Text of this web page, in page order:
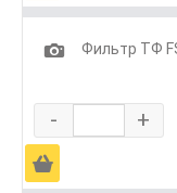
1
Фильтр ТФ
- +
Ä